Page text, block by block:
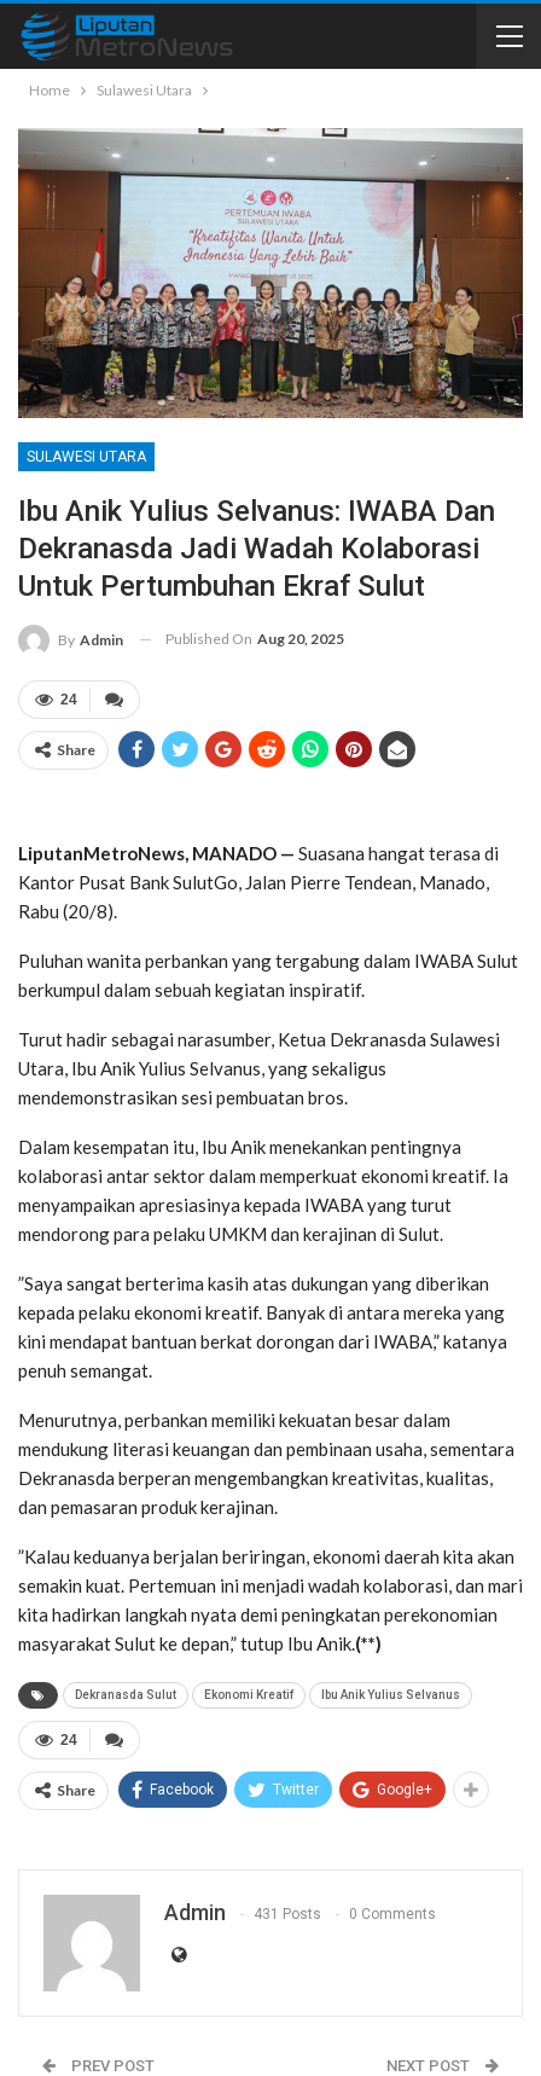
Home Sulawesi Utara
SULAWESI UTARA
Ibu Anik Yulius Selvanus: IWABA Dan
Dekranasda Jadi Wadah Kolaborasi
Untuk Pertumbuhan Ekraf Sulut
By Admin Published On Aug 20, 2025
24
Share
LiputanMetroNews, MANADO — Suasana hangat terasa di
Kantor Pusat Bank SulutGo, Jalan Pierre Tendean, Manado,
Rabu (20/8).
‎Puluhan wanita perbankan yang tergabung dalam IWABA Sulut
berkumpul dalam sebuah kegiatan inspiratif.
‎Turut hadir sebagai narasumber, Ketua Dekranasda Sulawesi
Utara, Ibu Anik Yulius Selvanus, yang sekaligus
mendemonstrasikan sesi pembuatan bros.
‎Dalam kesempatan itu, Ibu Anik menekankan pentingnya
kolaborasi antar sektor dalam memperkuat ekonomi kreatif. Ia
menyampaikan apresiasinya kepada IWABA yang turut
mendorong para pelaku UMKM dan kerajinan di Sulut.
‎”Saya sangat berterima kasih atas dukungan yang diberikan
kepada pelaku ekonomi kreatif. Banyak di antara mereka yang
kini mendapat bantuan berkat dorongan dari IWABA,” katanya
penuh semangat.
‎Menurutnya, perbankan memiliki kekuatan besar dalam
mendukung literasi keuangan dan pembinaan usaha, sementara
Dekranasda berperan mengembangkan kreativitas, kualitas,
dan pemasaran produk kerajinan.
‎”Kalau keduanya berjalan beriringan, ekonomi daerah kita akan
semakin kuat. Pertemuan ini menjadi wadah kolaborasi, dan mari
kita hadirkan langkah nyata demi peningkatan perekonomian
masyarakat Sulut ke depan,” tutup Ibu Anik.(**)
Dekranasda Sulut Ekonomi Kreatif Ibu Anik Yulius Selvanus
24
Share Facebook Twitter Google+
Admin 431 Posts 0 Comments
PREV POST NEXT POST